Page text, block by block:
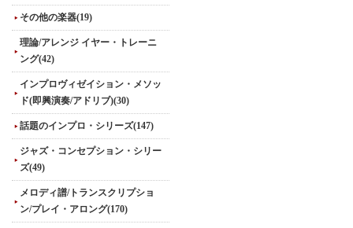
その他の楽器(19)
理論/アレンジ イヤー・トレーニ
ング(42)
インプロヴィゼイション・メソッ
ド(即興演奏/アドリブ)(30)
話題のインプロ・シリーズ(147)
ジャズ・コンセプション・シリー
ズ(49)
メロディ譜/トランスクリプショ
ン/プレイ・アロング(170)